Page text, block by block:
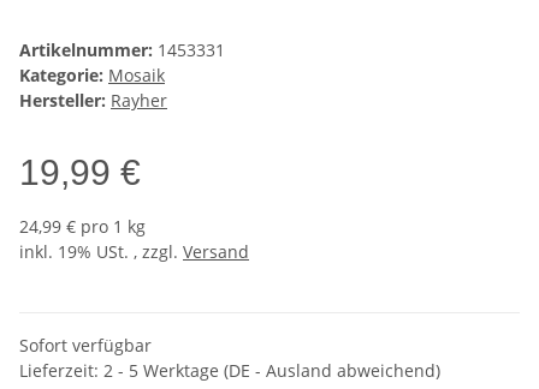
Artikelnummer: 1453331
Kategorie: Mosaik
Hersteller: Rayher
19,99 €
24,99 € pro 1 kg
inkl. 19% USt. , zzgl. Versand
Sofort verfügbar
Lieferzeit: 2 - 5 Werktage (DE - Ausland abweichend)